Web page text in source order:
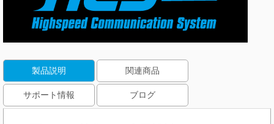
製品説明 関連商品
サポート情報 ブログ